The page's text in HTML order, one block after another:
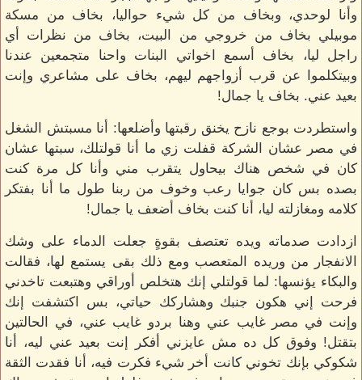
وأنا لوحدي، وبخاف من كل شيء حواليا، بخاف من مسكة
موبيلي بخاف من خروجي من البيت، بخاف من نظرات أي
راجل ليا، بخاف أسمع اخواتي البنات واحنا متجمعين عندنا
وبيتكلموا عن قرب أزواجهم ليهم، بخاف على مشاعري وإنت
بعيد عني. بخاف يا جمال!
واستطردت بوجع نازح يخنق رقبتها وأضلعها: أنا مسبتش الشغل
في مصر عشان الشركة قفلت زي ما أنا قولتلك، سبتها عشان
كان في شخص هناك بيحاول يتقرب مني وأنا كل مرة كنت
بصده بس كان جوايا رعب وخوف من ربنا طول ما أنا بفتكر
كلامه ومغازلته ليا، أنا كنت بخاف أضعف يا جمال!
ازدادت صدماته ويده تعتصف بقوةٍ جعلت الدماء على وشك
الانفجار من وريده المتعصب ومع ذلك بقى يستمع لها، فقالت
والبكاء يؤنسها: لما قولتلي إنك هتخلص أوراقي وهتبعت تاخدني
فرحت إني هكون جنبك وهشاركك حياتي، بس اكتشفت إنك
وإنت في مصر غايب عني وهنا بردو غايب عني، في الحالتين
بتقتل! وفوق كل ده مش عايزني أفكر إنت بعيد عني ليه، أنا
شكوكي بإنك تخوني كانت أخر شيء فكرت فيه، أنا فقدت الثقة